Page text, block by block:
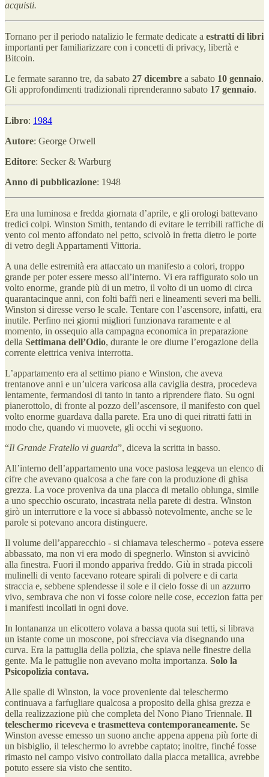
acquisti.
Tornano per il periodo natalizio le fermate dedicate a estratti di libri
importanti per familiarizzare con i concetti di privacy, libertà e
Bitcoin.
Le fermate saranno tre, da sabato 27 dicembre a sabato 10 gennaio.
Gli approfondimenti tradizionali riprenderanno sabato 17 gennaio.
Libro: 1984
Autore: George Orwell
Editore: Secker & Warburg
Anno di pubblicazione: 1948
Era una luminosa e fredda giornata d’aprile, e gli orologi battevano
tredici colpi. Winston Smith, tentando di evitare le terribili raffiche di
vento col mento affondato nel petto, scivolò in fretta dietro le porte
di vetro degli Appartamenti Vittoria.
A una delle estremità era attaccato un manifesto a colori, troppo
grande per poter essere messo all’interno. Vi era raffigurato solo un
volto enorme, grande più di un metro, il volto di un uomo di circa
quarantacinque anni, con folti baffi neri e lineamenti severi ma belli.
Winston si diresse verso le scale. Tentare con l’ascensore, infatti, era
inutile. Perfino nei giorni migliori funzionava raramente e al
momento, in ossequio alla campagna economica in preparazione
della Settimana dell’Odio, durante le ore diurne l’erogazione della
corrente elettrica veniva interrotta.
L’appartamento era al settimo piano e Winston, che aveva
trentanove anni e un’ulcera varicosa alla caviglia destra, procedeva
lentamente, fermandosi di tanto in tanto a riprendere fiato. Su ogni
pianerottolo, di fronte al pozzo dell’ascensore, il manifesto con quel
volto enorme guardava dalla parete. Era uno di quei ritratti fatti in
modo che, quando vi muovete, gli occhi vi seguono.
“Il Grande Fratello vi guarda”, diceva la scritta in basso.
All’interno dell’appartamento una voce pastosa leggeva un elenco di
cifre che avevano qualcosa a che fare con la produzione di ghisa
grezza. La voce proveniva da una placca di metallo oblunga, simile
a uno specchio oscurato, incastrata nella parete di destra. Winston
girò un interruttore e la voce si abbassò notevolmente, anche se le
parole si potevano ancora distinguere.
Il volume dell’apparecchio - si chiamava teleschermo - poteva essere
abbassato, ma non vi era modo di spegnerlo. Winston si avvicinò
alla finestra. Fuori il mondo appariva freddo. Giù in strada piccoli
mulinelli di vento facevano roteare spirali di polvere e di carta
straccia e, sebbene splendesse il sole e il cielo fosse di un azzurro
vivo, sembrava che non vi fosse colore nelle cose, eccezion fatta per
i manifesti incollati in ogni dove.
In lontananza un elicottero volava a bassa quota sui tetti, si librava
un istante come un moscone, poi sfrecciava via disegnando una
curva. Era la pattuglia della polizia, che spiava nelle finestre della
gente. Ma le pattuglie non avevano molta importanza. Solo la
Psicopolizia contava.
Alle spalle di Winston, la voce proveniente dal teleschermo
continuava a farfugliare qualcosa a proposito della ghisa grezza e
della realizzazione più che completa del Nono Piano Triennale. Il
teleschermo riceveva e trasmetteva contemporaneamente. Se
Winston avesse emesso un suono anche appena appena più forte di
un bisbiglio, il teleschermo lo avrebbe captato; inoltre, finché fosse
rimasto nel campo visivo controllato dalla placca metallica, avrebbe
potuto essere sia visto che sentito.